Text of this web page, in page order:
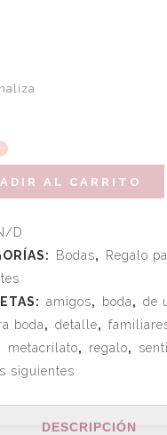
AL CARRITO
D
Bodas,
Regalo
amigos, boda, de
boda, detalle,
metacrilato, regalo,
siguientes
DESCRIPCIÓN